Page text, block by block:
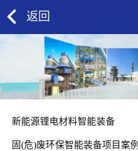
返回
新能源锂电材料智能装备
固(危)废环保智能装备项目案例